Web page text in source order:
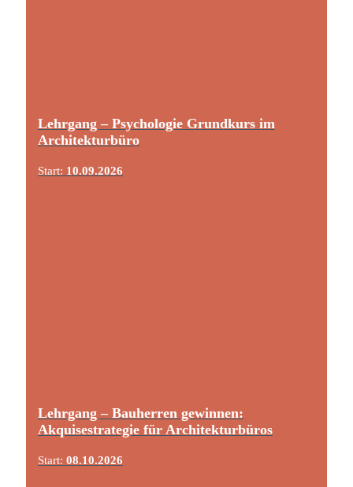
Lehrgang – Psychologie Grundkurs im
Architekturbüro
Start: 10.09.2026
Lehrgang – Bauherren gewinnen:
Akquisestrategie für Architekturbüros
Start: 08.10.2026